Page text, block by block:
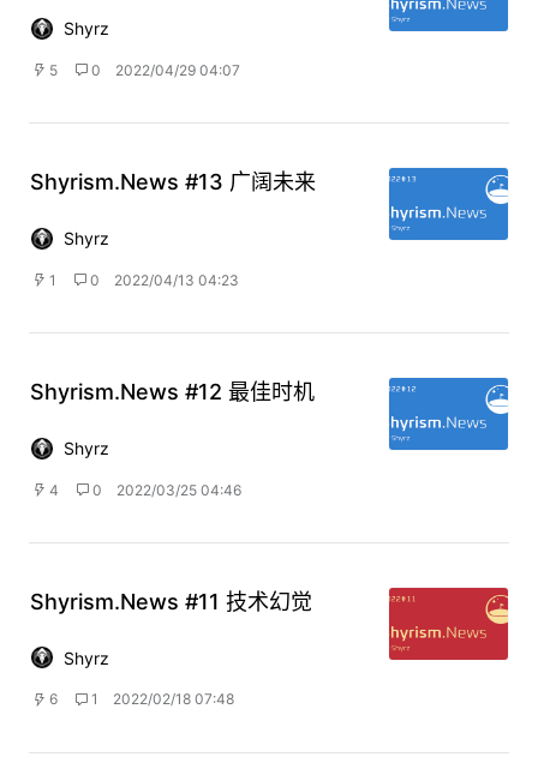
Shyrz
5 0 2022/04/29 04:07
Shyrism.News #13 广阔未来
Shyrz
1 0 2022/04/13 04:23
Shyrism.News #12 最佳时机
Shyrz
4 0 2022/03/25 04:46
Shyrism.News #11 技术幻觉
Shyrz
6 1 2022/02/18 07:48